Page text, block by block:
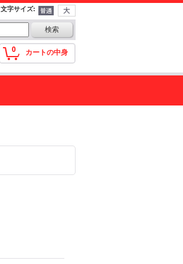
文字サイズ:
0 カートの中身